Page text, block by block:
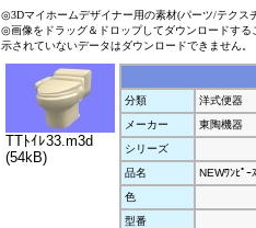
◎3Dマイホームデザイナー用の素材(パーツ/テクス
◎画像をドラッグ＆ドロップしてダウンロードす
示されていないデータはダウンロードできません。
TTﾄｲﾚ33.m3d
(54kB)
分類
洋式便器
メーカー
東陶機器
シリーズ
品名
NEWﾜﾝﾋﾟｰ
色
型番